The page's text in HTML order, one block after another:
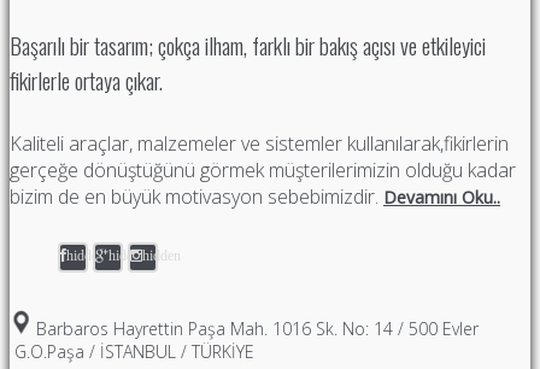
Başarılı bir tasarım; çokça ilham, farklı bir bakış açısı ve etkileyici
fikirlerle ortaya çıkar.
Kaliteli araçlar, malzemeler ve sistemler kullanılarak,fikirlerin
gerçeğe dönüştüğünü görmek müşterilerimizin olduğu kadar
bizim de en büyük motivasyon sebebimizdir. Devamını Oku..
hidden hiddenhidden
Barbaros Hayrettin Paşa Mah. 1016 Sk. No: 14 / 500 Evler
G.O.Paşa / İSTANBUL / TÜRKİYE